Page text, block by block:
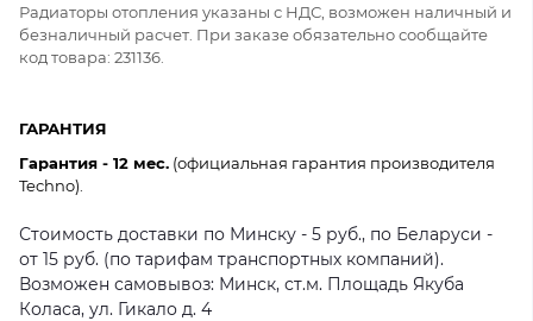
Радиаторы отопления указаны с НДС, возможен наличный и
безналичный расчет. При заказе обязательно сообщайте
код товара: 231136.
ГАРАНТИЯ
Гарантия - 12 мес. (официальная гарантия производителя
Techno).
Стоимость доставки по Минску - 5 руб., по Беларуси -
от 15 руб. (по тарифам транспортных компаний).
Возможен самовывоз: Минск, ст.м. Площадь Якуба
Коласа, ул. Гикало д. 4